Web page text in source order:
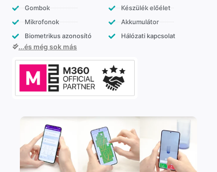
Gombok
Mikrofonok
Biometrikus azonosító
Készülék előélet
Akkumulátor
Hálózati kapcsolat
...és még sok más